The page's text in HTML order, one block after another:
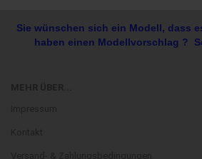
Sie wünschen sich ein Modell, dass
haben einen Modellvorschlag ?